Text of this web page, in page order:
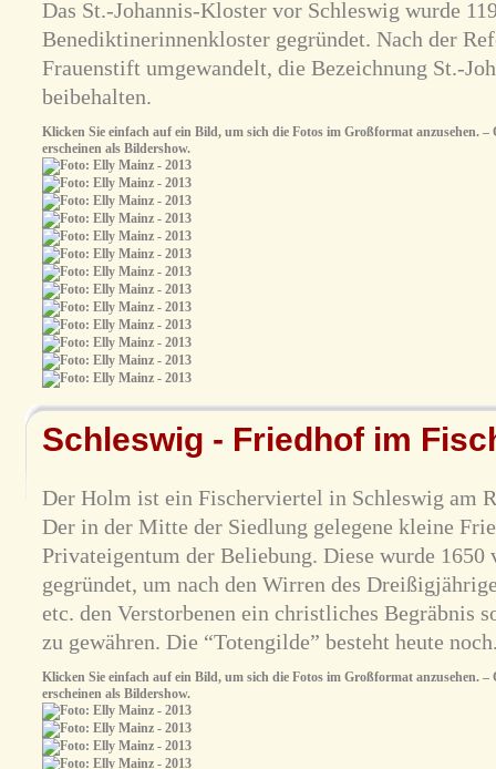
Das St.-Johannis-Kloster vor Schleswig wurde
Benediktinerinnenkloster gegründet. Nach der
Frauenstift umgewandelt, die Bezeichnung St.-
beibehalten.
Klicken Sie einfach auf ein Bild, um sich die Fotos im Großformat anzusehen. –
erscheinen als Bildershow.
Schleswig - Friedhof im
Der Holm ist ein Fischerviertel in Schleswig am
Der in der Mitte der Siedlung gelegene kleine
Privateigentum der Beliebung. Diese wurde 1650
gegründet, um nach den Wirren des
etc. den Verstorbenen ein christliches Begräbnis
zu gewähren. Die “Totengilde” besteht heute
Klicken Sie einfach auf ein Bild, um sich die Fotos im Großformat anzusehen. –
erscheinen als Bildershow.